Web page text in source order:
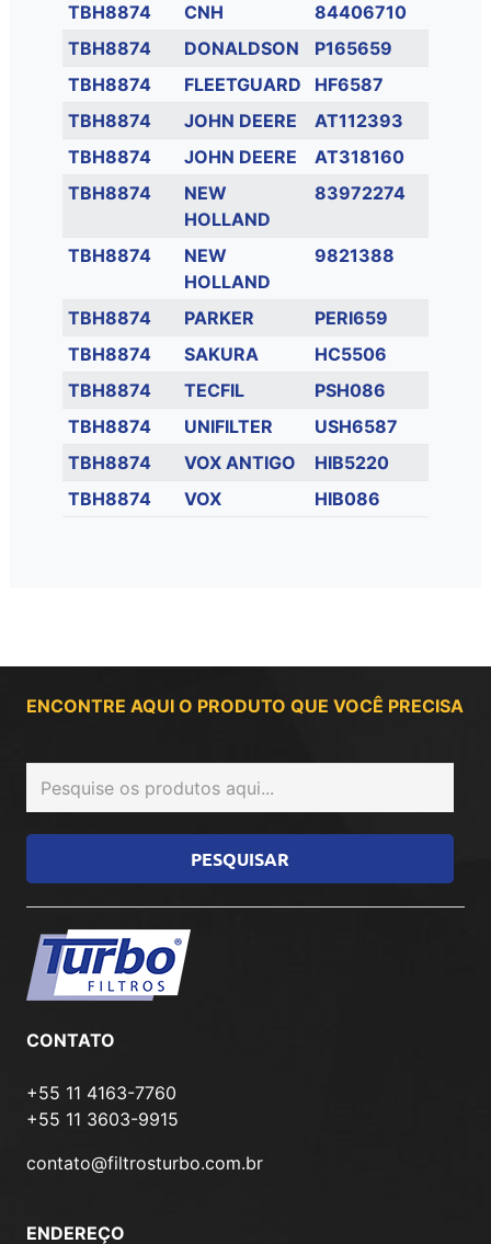
TBH8874
CNH
84406710
TBH8874
DONALDSON
P165659
TBH8874
FLEETGUARD
HF6587
TBH8874
JOHN DEERE
AT112393
TBH8874
JOHN DEERE
AT318160
TBH8874
NEW
HOLLAND
83972274
TBH8874
NEW
HOLLAND
9821388
TBH8874 PARKER
PERI659
TBH8874
SAKURA
HC5506
TBH8874
TECFIL
PSH086
TBH8874
UNIFILTER
USH6587
TBH8874
VOX ANTIGO
HIB5220
TBH8874
VOX HIB086
ENCONTRE AQUI O PRODUTO QUE VOCÊ PRECISA
CONTATO
+55 11 4163-7760
+55 11 3603-9915
contato@filtrosturbo.com.br
ENDEREÇO